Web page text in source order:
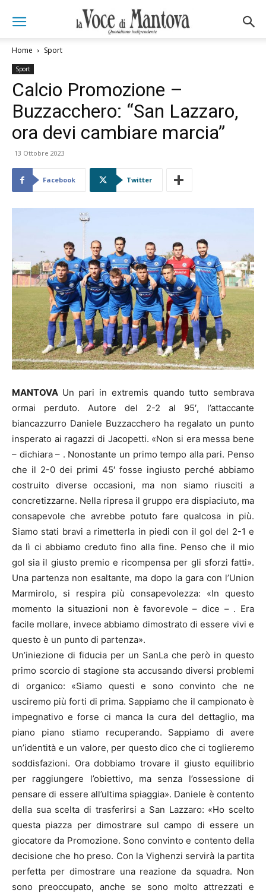
Home Sport
Sport
Calcio Promozione –
Buzzacchero: “San Lazzaro,
ora devi cambiare marcia”
13 Ottobre 2023
Facebook Twitter
MANTOVA Un pari in extremis quando tutto sembrava
ormai perduto. Autore del 2-2 al 95′, l’attaccante
biancazzurro Daniele Buzzacchero ha regalato un punto
insperato ai ragazzi di Jacopetti. «Non si era messa bene
– dichiara – . Nonostante un primo tempo alla pari. Penso
che il 2-0 dei primi 45′ fosse ingiusto perché abbiamo
costruito diverse occasioni, ma non siamo riusciti a
concretizzarne. Nella ripresa il gruppo era dispiaciuto, ma
consapevole che avrebbe potuto fare qualcosa in più.
Siamo stati bravi a rimetterla in piedi con il gol del 2-1 e
da lì ci abbiamo creduto fino alla fine. Penso che il mio
gol sia il giusto premio e ricompensa per gli sforzi fatti».
Una partenza non esaltante, ma dopo la gara con l’Union
Marmirolo, si respira più consapevolezza: «In questo
momento la situazioni non è favorevole – dice – . Era
facile mollare, invece abbiamo dimostrato di essere vivi e
questo è un punto di partenza».
Un’iniezione di fiducia per un SanLa che però in questo
primo scorcio di stagione sta accusando diversi problemi
di organico: «Siamo questi e sono convinto che ne
usciremo più forti di prima. Sappiamo che il campionato è
impegnativo e forse ci manca la cura del dettaglio, ma
piano piano stiamo recuperando. Sappiamo di avere
un’identità e un valore, per questo dico che ci toglieremo
soddisfazioni. Ora dobbiamo trovare il giusto equilibrio
per raggiungere l’obiettivo, ma senza l’ossessione di
pensare di essere all’ultima spiaggia». Daniele è contento
della sua scelta di trasferirsi a San Lazzaro: «Ho scelto
questa piazza per dimostrare sul campo di essere un
giocatore da Promozione. Sono convinto e contento della
decisione che ho preso. Con la Vighenzi servirà la partita
perfetta per dimostrare una reazione da squadra. Non
sono preoccupato, anche se sono molto attrezzati e